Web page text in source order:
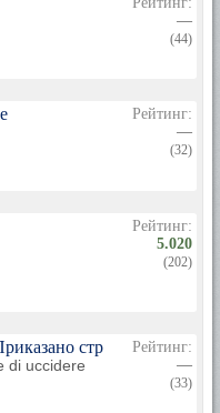
—
(44)
Рейтинг:
—
(32)
Рейтинг:
5.020
(202)
стрелять на
di uccidere
Рейтинг:
—
(33)